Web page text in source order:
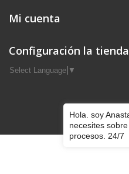
Mi cuenta
Configuración la tienda
Select Language ▼